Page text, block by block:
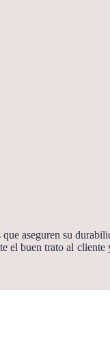
aseguren su
el buen trato al